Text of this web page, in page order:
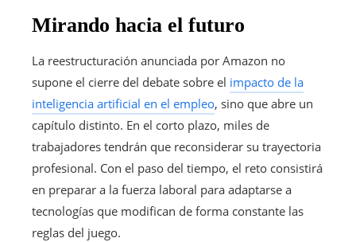
Mirando hacia el futuro
La reestructuración anunciada por Amazon no
supone el cierre del debate sobre el impacto de la
inteligencia artificial en el empleo, sino que abre un
capítulo distinto. En el corto plazo, miles de
trabajadores tendrán que reconsiderar su trayectoria
profesional. Con el paso del tiempo, el reto consistirá
en preparar a la fuerza laboral para adaptarse a
tecnologías que modifican de forma constante las
reglas del juego.